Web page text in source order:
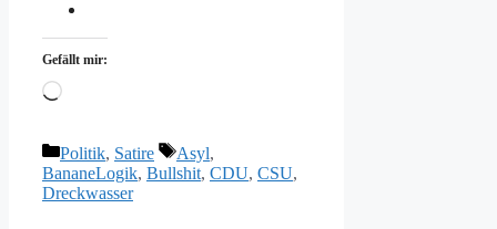
Gefällt mir:
Wird
Kategorien
Politik, Satire Schlagwörter
Asyl,
BananeLogik, Bullshit, CDU, CSU,
Dreckwasser